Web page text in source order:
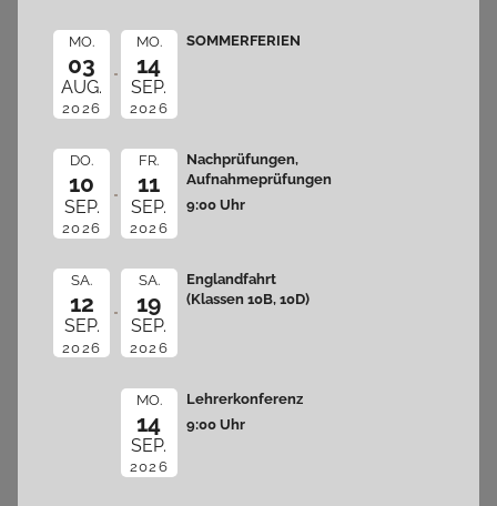
MO.
03
AUG.
2026
MO.
14
SEP.
2026
SOMMERFERIEN
DO.
10
SEP.
2026
FR.
11
SEP.
2026
Nachprüfungen,
Aufnahmeprüfungen
9:00 Uhr
SA.
12
SEP.
2026
SA.
19
SEP.
2026
Englandfahrt
(Klassen 10B, 10D)
MO.
14
SEP.
2026
Lehrerkonferenz
9:00 Uhr